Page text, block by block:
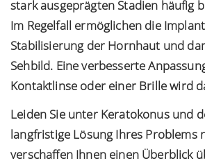
stark ausgeprägten Stadien häufig
Im Regelfall ermöglichen die
Stabilisierung der Hornhaut und
Sehbild. Eine verbesserte
Kontaktlinse oder einer Brille wird
Leiden Sie unter Keratokonus und
langfristige Lösung Ihres Problems
verschaffen Ihnen einen Überblick